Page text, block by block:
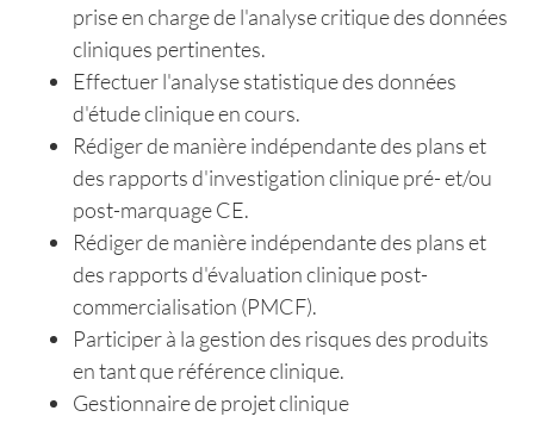
prise en charge de l'analyse critique des données
cliniques pertinentes.
Effectuer l'analyse statistique des données
d'étude clinique en cours.
Rédiger de manière indépendante des plans et
des rapports d'investigation clinique pré- et/ou
post-marquage CE.
Rédiger de manière indépendante des plans et
des rapports d'évaluation clinique post-
commercialisation (PMCF).
Participer à la gestion des risques des produits
en tant que référence clinique.
Gestionnaire de projet clinique